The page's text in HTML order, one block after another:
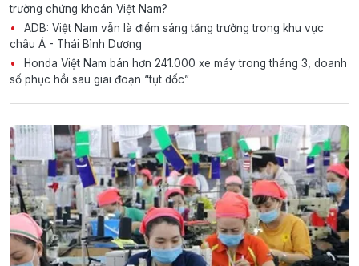
trường chứng khoán Việt Nam?
ADB: Việt Nam vẫn là điểm sáng tăng trưởng trong khu vực
châu Á - Thái Bình Dương
Honda Việt Nam bán hơn 241.000 xe máy trong tháng 3, doanh
số phục hồi sau giai đoạn “tụt dốc”